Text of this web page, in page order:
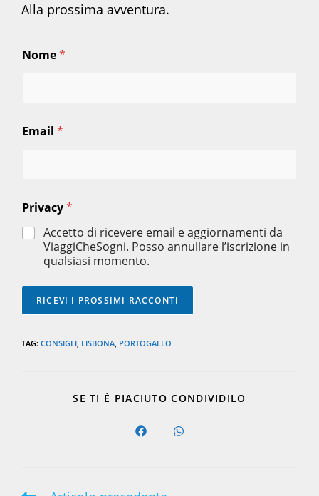
Alla prossima avventura.
Nome*
Email *
o
m
e
Privacy*
Accetto di ricevere email e aggiornamenti da
ViaggiCheSogni. Posso annullare l’iscrizione in
qualsiasi momento.
RICEVI I PROSSIMI RACCONTI
TAG: CONSIGLI, LISBONA, PORTOGALLO
SE TI È PIACIUTO CONDIVIDILO
Opens
Opens